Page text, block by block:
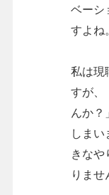
ベーシ
すよね
私は現
すが、
んか？
しま
きなや
りませ